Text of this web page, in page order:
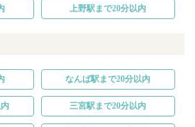
上野駅まで20分以内
なんば駅まで20分以内
三宮駅まで20分以内